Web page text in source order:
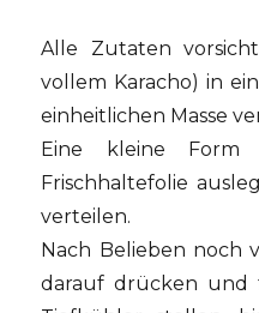
Alle Zutaten
vollem Karacho) in
einheitlichen Masse
Eine kleine
Frischhaltefolie
verteilen.
Nach Belieben noch
darauf drücken und